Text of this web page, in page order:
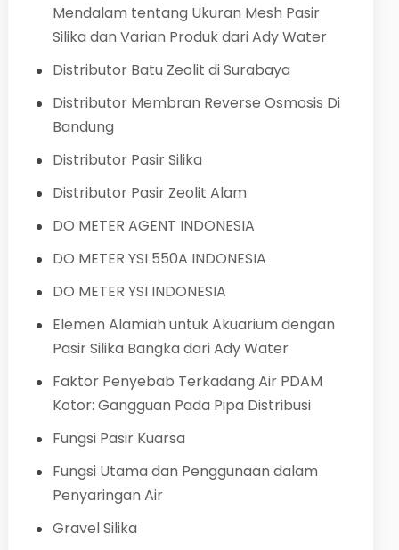
Mendalam tentang Ukuran Mesh Pasir
Silika dan Varian Produk dari Ady Water
Distributor Batu Zeolit di Surabaya
Distributor Membran Reverse Osmosis Di
Bandung
Distributor Pasir Silika
Distributor Pasir Zeolit Alam
DO METER AGENT INDONESIA
DO METER YSI 550A INDONESIA
DO METER YSI INDONESIA
Elemen Alamiah untuk Akuarium dengan
Pasir Silika Bangka dari Ady Water
Faktor Penyebab Terkadang Air PDAM
Kotor: Gangguan Pada Pipa Distribusi
Fungsi Pasir Kuarsa
Fungsi Utama dan Penggunaan dalam
Penyaringan Air
Gravel Silika